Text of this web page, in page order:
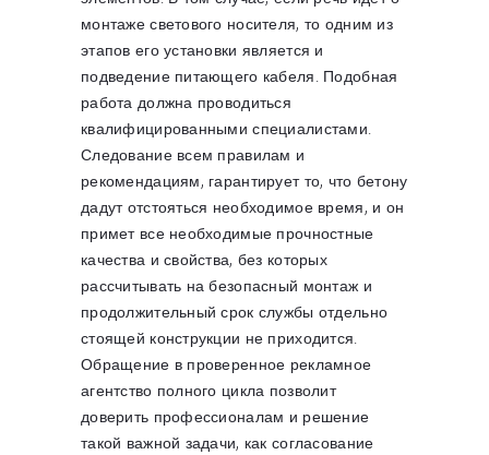
монтаже светового носителя, то одним из
этапов его установки является и
подведение питающего кабеля. Подобная
работа должна проводиться
квалифицированными специалистами.
Следование всем правилам и
рекомендациям, гарантирует то, что бетону
дадут отстояться необходимое время, и он
примет все необходимые прочностные
качества и свойства, без которых
рассчитывать на безопасный монтаж и
продолжительный срок службы отдельно
стоящей конструкции не приходится.
Обращение в проверенное рекламное
агентство полного цикла позволит
доверить профессионалам и решение
такой важной задачи, как согласование